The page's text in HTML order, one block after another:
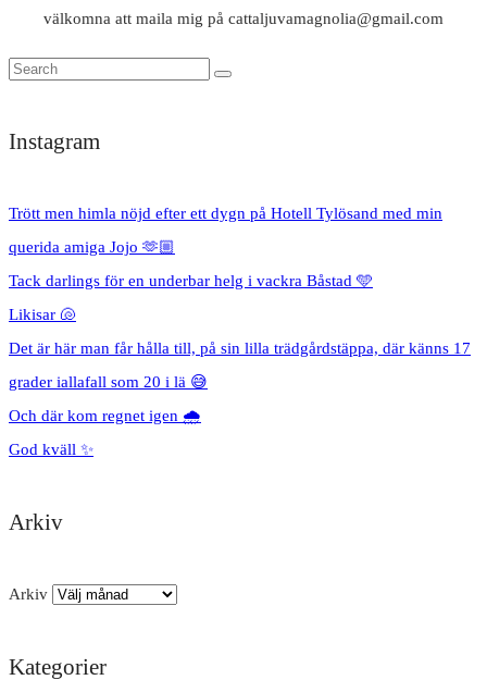
välkomna att maila mig på cattaljuvamagnolia@gmail.com
Instagram
Trött men himla nöjd efter ett dygn på Hotell Tylösand med min
querida amiga Jojo 🫶🏼
Tack darlings för en underbar helg i vackra Båstad 🩵
Likisar 🐚
Det är här man får hålla till, på sin lilla trädgårdstäppa, där känns 17
grader iallafall som 20 i lä 😅
Och där kom regnet igen 🌧️
God kväll ✨
Arkiv
Arkiv
Kategorier